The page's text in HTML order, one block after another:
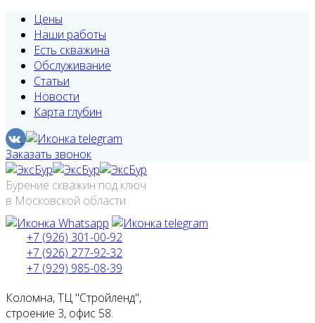
Цены
Наши работы
Есть скважина
Обслуживание
Статьи
Новости
Карта глубин
Заказать звонок
Бурение скважин под ключ
в Московской области
+7 (926) 301-00-92
+7 (926) 277-92-32
+7 (929) 985-08-39
Коломна, ТЦ "Стройленд",
строение 3, офис 58.